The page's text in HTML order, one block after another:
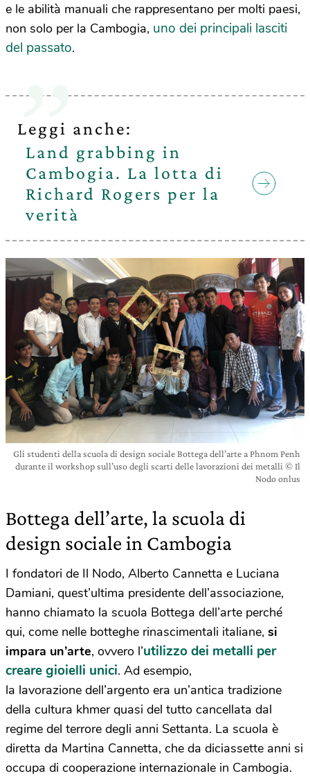
e le abilità manuali che rappresentano per molti paesi,
non solo per la Cambogia, uno dei principali lasciti
del passato.
Leggi anche:
Land grabbing in
Cambogia. La lotta di
Richard Rogers per la
verità
Gli studenti della scuola di design sociale Bottega dell’arte a Phnom Penh
durante il workshop sull’uso degli scarti delle lavorazioni dei metalli © Il
Nodo onlus
Bottega dell’arte, la scuola di
design sociale in Cambogia
I fondatori de Il Nodo, Alberto Cannetta e Luciana
Damiani, quest’ultima presidente dell’associazione,
hanno chiamato la scuola Bottega dell’arte perché
qui, come nelle botteghe rinascimentali italiane, si
impara un’arte, ovvero l’utilizzo dei metalli per
creare gioielli unici. Ad esempio,
la lavorazione dell’argento era un’antica tradizione
della cultura khmer quasi del tutto cancellata dal
regime del terrore degli anni Settanta. La scuola è
diretta da Martina Cannetta, che da diciassette anni si
occupa di cooperazione internazionale in Cambogia.